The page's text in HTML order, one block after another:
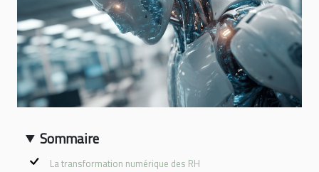
Sommaire
La transformation numérique des RH